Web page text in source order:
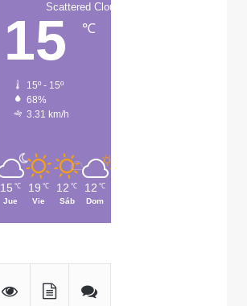
Scattered Clouds
15 ℃
15º - 15º
68%
3.31 km/h
15 ℃
Jue
19 ℃
Vie
12 ℃
Sáb
12 ℃
Dom